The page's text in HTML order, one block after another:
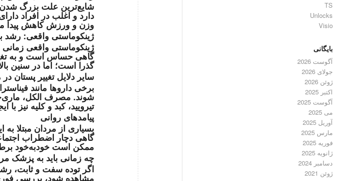
شایع‌ترین علت بزرگ شدن
دارد و اغلب در افراد
وزن و ورزش کاهش پیدا
ژینکوماستی واقعی: رشد
ژینکوماستی واقعی
گاهی حساس است و به
گذرا است؛ اما در سنین
سایر دلایل تغییر پستان
برخی داروها مانند
شوند. مصرف الکل،
تیرویید، کبد و کلیه نیز
پیامدهای روانی
بسیاری از مردان مبتلا
گاهی دچار اضطراب
ممکن است خودبه‌خود
چه زمانی باید به پزشک
اگر توده‌ سفت و ثابت،
مشاهده شود، بررسی
TS
Unlocks
Visio
بایگانی
آگوست 2026
جولای 2026
ژوئن 2026
اکتبر 2025
آگوست 2025
می 2025
آوریل 2025
مارس 2025
فوریه 2025
ژانویه 2025
دسامبر 2024
ژوئن 2021